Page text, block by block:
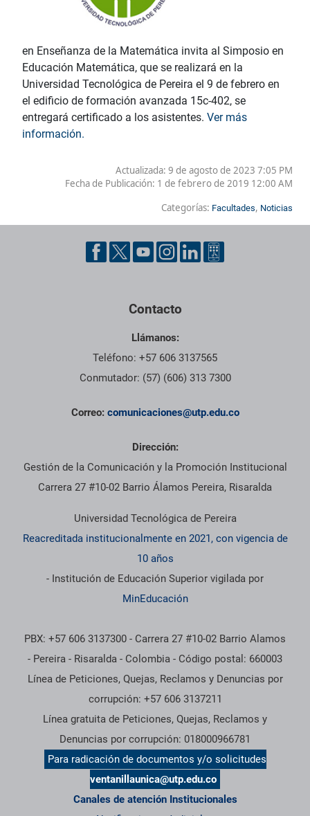
en Enseñanza de la Matemática invita al Simposio en
Educación Matemática, que se realizará en la
Universidad Tecnológica de Pereira el 9 de febrero en
el edificio de formación avanzada 15c-402, se
entregará certificado a los asistentes. Ver más
información.
Actualizada: 9 de agosto de 2023 7:05 PM
Fecha de Publicación: 1 de febrero de 2019 12:00 AM
Categorías: Facultades, Noticias
Contacto
Llámanos:
Teléfono: +57 606 3137565
Conmutador: (57) (606) 313 7300
Correo: comunicaciones@utp.edu.co
Dirección:
Gestión de la Comunicación y la Promoción Institucional
Carrera 27 #10-02 Barrio Álamos Pereira, Risaralda
Universidad Tecnológica de Pereira
Reacreditada institucionalmente en 2021, con vigencia de
10 años
- Institución de Educación Superior vigilada por
MinEducación
PBX: +57 606 3137300 - Carrera 27 #10-02 Barrio Alamos
- Pereira - Risaralda - Colombia - Código postal: 660003
Línea de Peticiones, Quejas, Reclamos y Denuncias por
corrupción: +57 606 3137211
Línea gratuita de Peticiones, Quejas, Reclamos y
Denuncias por corrupción: 018000966781
Para radicación de documentos y/o solicitudes
ventanillaunica@utp.edu.co
Canales de atención Institucionales